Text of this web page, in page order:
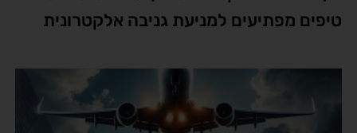
טיפים מפתיעים למניעת גניבה אלקטרונית